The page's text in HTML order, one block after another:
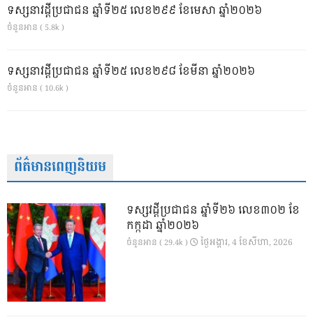
ទស្សនាវដ្ដីប្រជាជន ឆ្នាំទី២៥ លេខ២៩៩ ខែមេសា ឆ្នាំ២០២៦
ចំនួនអាន ( 5.8k )
ទស្សនាវដ្ដីប្រជាជន ឆ្នាំទី២៥ លេខ២៩៨ ខែមីនា ឆ្នាំ២០២៦
ចំនួនអាន ( 10.6k )
ព័ត៌មានពេញនិយម
ទស្សវដ្តីប្រជាជន ឆ្នាំទី២៦ លេខ៣០២ ខែ
កក្កដា ឆ្នាំ២០២៦
ចំនួនអាន ( 29.4k ) ថ្ងៃ​អង្គារ, 4 ខែ​សីហា, 2026